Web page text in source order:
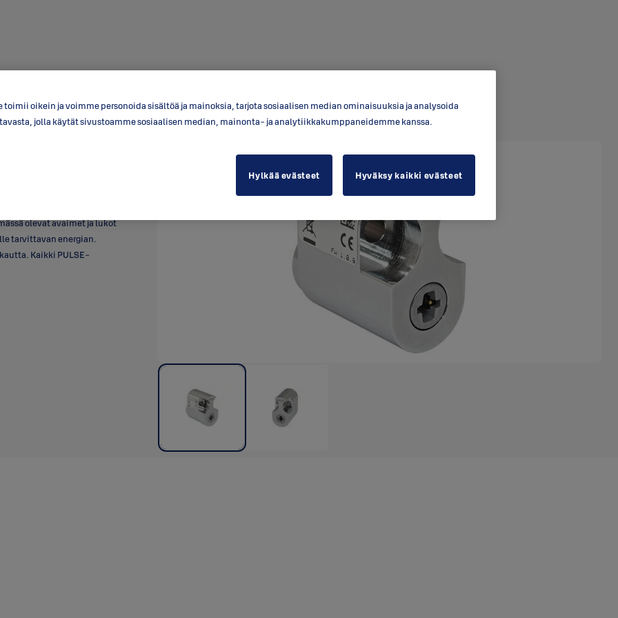
olevat avaimet ja lukot
tarvittavan energian.
Kaikki PULSE-
oikein ja voimme personoida sisältöä ja mainoksia, tarjota sosiaalisen median ominaisuuksia ja analysoida
jolla käytät sivustoamme sosiaalisen median, mainonta- ja analytiikkakumppaneidemme kanssa.
Hylkää evästeet
Hyväksy kaikki evästeet